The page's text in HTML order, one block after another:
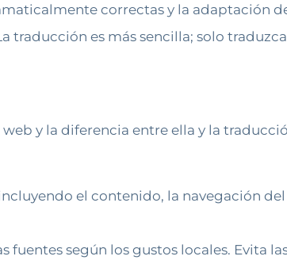
correctas y la adaptación
traducción es más sencilla; solo
y la diferencia entre ella y la
el contenido, la navegación
fuentes según los gustos locales. Evita